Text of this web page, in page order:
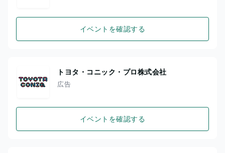
イベントを確認する
トヨタ・コニック・プロ株式会社
広告
イベントを確認する